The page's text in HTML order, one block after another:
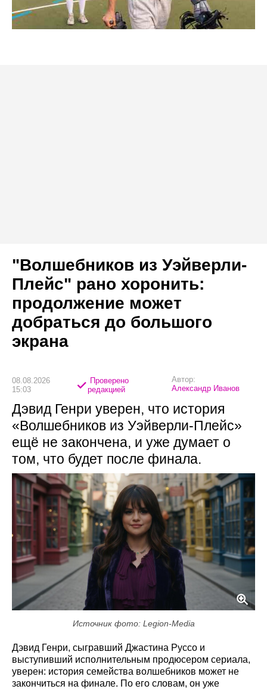
"Волшебников из Уэйверли-
Плейс" рано хоронить:
продолжение может
добраться до большого
экрана
08.08.2026
15:03
Проверено
редакцией
Автор:
Александр Иванов
Дэвид Генри уверен, что история
«Волшебников из Уэйверли-Плейс»
ещё не закончена, и уже думает о
том, что будет после финала.
Источник фото: Legion-Media
Дэвид Генри, сыгравший Джастина Руссо и
выступивший исполнительным продюсером сериала,
уверен: история семейства волшебников может не
закончиться на финале. По его словам, он уже